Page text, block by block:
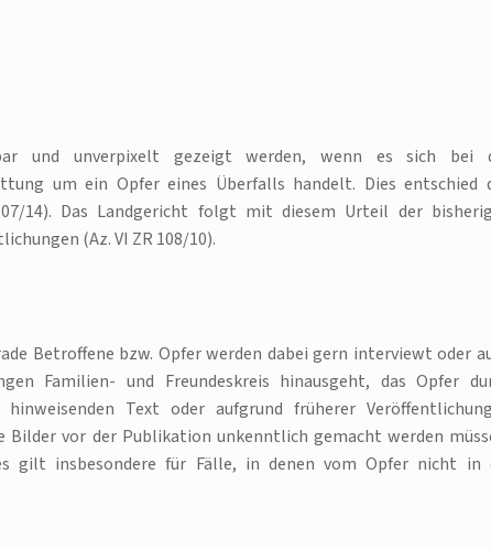
und unverpixelt gezeigt werden, wenn es sich bei
um ein Opfer eines Überfalls handelt. Dies entschied
14). Das Landgericht folgt mit diesem Urteil der
(Az. VI ZR 108/10).
Betroffene bzw. Opfer werden dabei gern interviewt oder
Familien- und Freundeskreis hinausgeht, das Opfer
Text oder aufgrund früherer
vor der Publikation unkenntlich gemacht werden
gilt insbesondere für Fälle, in denen vom Opfer nicht in